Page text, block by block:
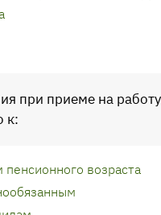
при приеме на
к:
пенсионного возраста